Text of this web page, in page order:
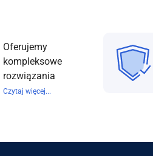
Oferujemy
kompleksowe
rozwiązania
Czytaj więcej...